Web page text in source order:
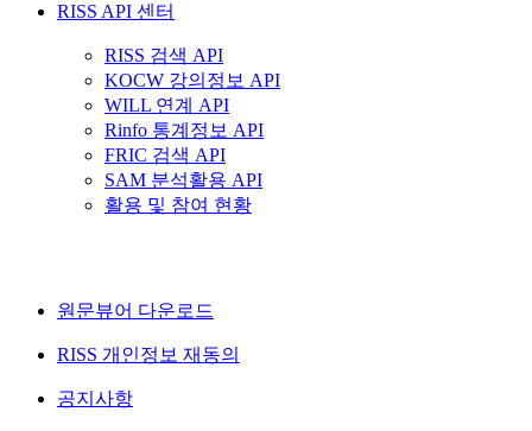
RISS API 센터
RISS 검색 API
KOCW 강의정보 API
WILL 연계 API
Rinfo 통계정보 API
FRIC 검색 API
SAM 분석활용 API
활용 및 참여 현황
원문뷰어 다운로드
RISS 개인정보 재동의
공지사항